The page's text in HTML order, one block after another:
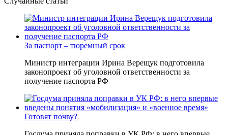
мобилизацию
Агитировавшего вступить в ИГИЛ мужчину задержала
Турция найдет альтернативу картам «Мир»
За паспорт – тюремный срок